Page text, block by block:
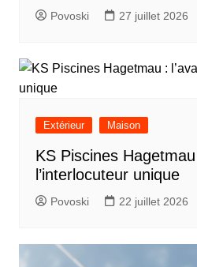
Povoski 27 juillet 2026
Extérieur Maison
KS Piscines
l’interlocuteur unique
Povoski 22 juillet 2026